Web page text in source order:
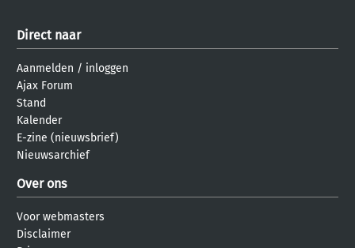
Direct naar
Aanmelden / inloggen
Ajax Forum
Stand
Kalender
E-zine (nieuwsbrief)
Nieuwsarchief
Over ons
Voor webmasters
Disclaimer